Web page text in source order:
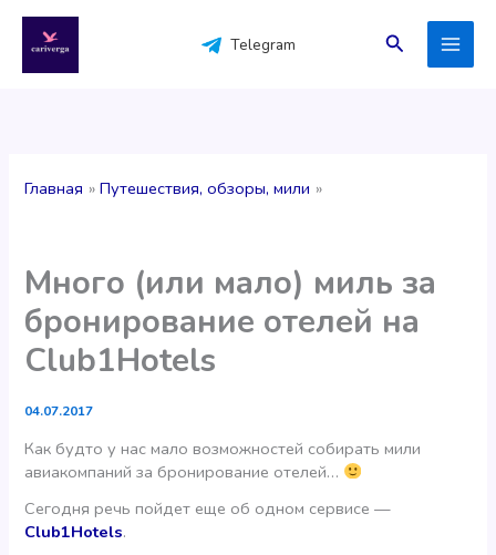
содержимому
Telegram Поиск
Главная Путешествия, обзоры, мили
Много (или мало) миль за
бронирование отелей на
Club1Hotels
04.07.2017
Как будто у нас мало возможностей собирать мили
авиакомпаний за бронирование отелей…
Сегодня речь пойдет еще об одном сервисе —
Club1Hotels.